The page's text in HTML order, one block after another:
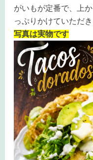
がいもが定番で、上
っぷりかけていただき
写真は実物です